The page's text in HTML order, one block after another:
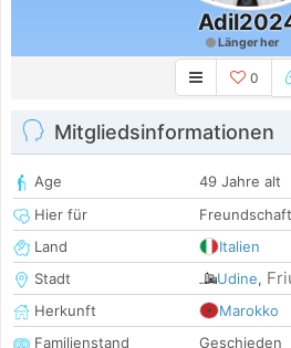
Länger her
0
Mitgliedsinformationen
Age
49 Jahre alt
Hier für
Freundschaft
Land
Italien
Stadt
Udine,
Herkunft
Marokko
Familienstand
Geschieden